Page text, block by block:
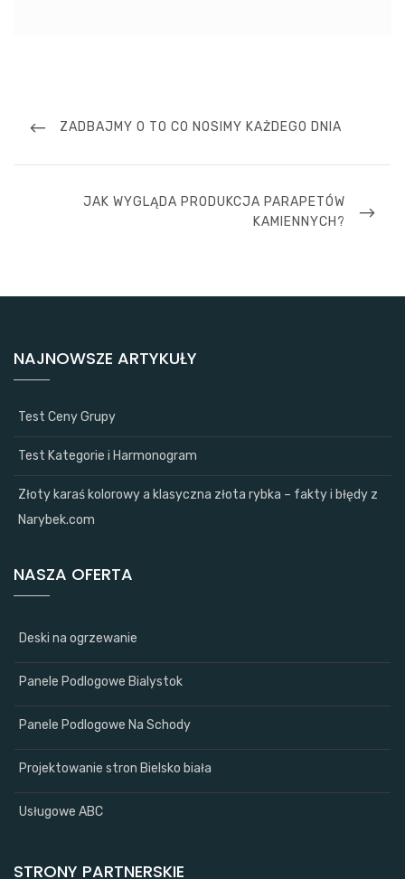
wpisuPREVIOUS
ZADBAJMY O TO CO NOSIMY KAŻDEGO DNIA
NEXT
JAK WYGLĄDA PRODUKCJA PARAPETÓW
KAMIENNYCH?
NAJNOWSZE ARTYKUŁY
Test Ceny Grupy
Test Kategorie i Harmonogram
Złoty karaś kolorowy a klasyczna złota rybka – fakty i błędy z
Narybek.com
NASZA OFERTA
Deski na ogrzewanie
Panele Podlogowe Bialystok
Panele Podlogowe Na Schody
Projektowanie stron Bielsko biała
Usługowe ABC
STRONY PARTNERSKIE